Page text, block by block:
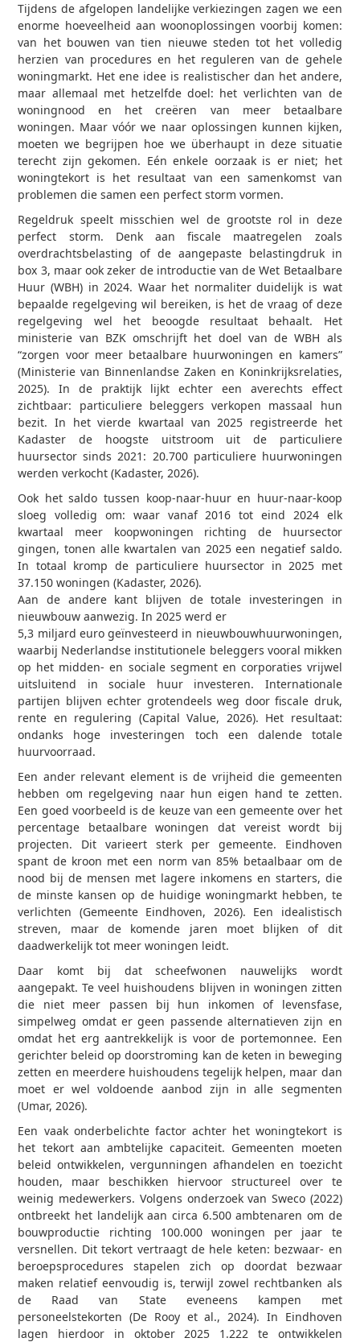
Tijdens de afgelopen landelijke verkiezingen zagen we een
enorme hoeveelheid aan woonoplossingen voorbij komen:
van het bouwen van tien nieuwe steden tot het volledig
herzien van procedures en het reguleren van de gehele
woningmarkt. Het ene idee is realistischer dan het andere,
maar allemaal met hetzelfde doel: het verlichten van de
woningnood en het creëren van meer betaalbare
woningen. Maar vóór we naar oplossingen kunnen kijken,
moeten we begrijpen hoe we überhaupt in deze situatie
terecht zijn gekomen. Eén enkele oorzaak is er niet; het
woningtekort is het resultaat van een samenkomst van
problemen die samen een perfect storm vormen.
Regeldruk speelt misschien wel de grootste rol in deze
perfect storm. Denk aan fiscale maatregelen zoals
overdrachtsbelasting of de aangepaste belastingdruk in
box 3, maar ook zeker de introductie van de Wet Betaalbare
Huur (WBH) in 2024. Waar het normaliter duidelijk is wat
bepaalde regelgeving wil bereiken, is het de vraag of deze
regelgeving wel het beoogde resultaat behaalt. Het
ministerie van BZK omschrijft het doel van de WBH als
“zorgen voor meer betaalbare huurwoningen en kamers”
(Ministerie van Binnenlandse Zaken en Koninkrijksrelaties,
2025). In de praktijk lijkt echter een averechts effect
zichtbaar: particuliere beleggers verkopen massaal hun
bezit. In het vierde kwartaal van 2025 registreerde het
Kadaster de hoogste uitstroom uit de particuliere
huursector sinds 2021: 20.700 particuliere huurwoningen
werden verkocht (Kadaster, 2026).
Ook het saldo tussen koop-naar-huur en huur-naar-koop
sloeg volledig om: waar vanaf 2016 tot eind 2024 elk
kwartaal meer koopwoningen richting de huursector
gingen, tonen alle kwartalen van 2025 een negatief saldo.
In totaal kromp de particuliere huursector in 2025 met
37.150 woningen (Kadaster, 2026).
Aan de andere kant blijven de totale investeringen in
nieuwbouw aanwezig. In 2025 werd er
5,3 miljard euro geïnvesteerd in nieuwbouwhuurwoningen,
waarbij Nederlandse institutionele beleggers vooral mikken
op het midden- en sociale segment en corporaties vrijwel
uitsluitend in sociale huur investeren. Internationale
partijen blijven echter grotendeels weg door fiscale druk,
rente en regulering (Capital Value, 2026). Het resultaat:
ondanks hoge investeringen toch een dalende totale
huurvoorraad.
Een ander relevant element is de vrijheid die gemeenten
hebben om regelgeving naar hun eigen hand te zetten.
Een goed voorbeeld is de keuze van een gemeente over het
percentage betaalbare woningen dat vereist wordt bij
projecten. Dit varieert sterk per gemeente. Eindhoven
spant de kroon met een norm van 85% betaalbaar om de
nood bij de mensen met lagere inkomens en starters, die
de minste kansen op de huidige woningmarkt hebben, te
verlichten (Gemeente Eindhoven, 2026). Een idealistisch
streven, maar de komende jaren moet blijken of dit
daadwerkelijk tot meer woningen leidt.
Daar komt bij dat scheefwonen nauwelijks wordt
aangepakt. Te veel huishoudens blijven in woningen zitten
die niet meer passen bij hun inkomen of levensfase,
simpelweg omdat er geen passende alternatieven zijn en
omdat het erg aantrekkelijk is voor de portemonnee. Een
gerichter beleid op doorstroming kan de keten in beweging
zetten en meerdere huishoudens tegelijk helpen, maar dan
moet er wel voldoende aanbod zijn in alle segmenten
(Umar, 2026).
Een vaak onderbelichte factor achter het woningtekort is
het tekort aan ambtelijke capaciteit. Gemeenten moeten
beleid ontwikkelen, vergunningen afhandelen en toezicht
houden, maar beschikken hiervoor structureel over te
weinig medewerkers. Volgens onderzoek van Sweco (2022)
ontbreekt het landelijk aan circa 6.500 ambtenaren om de
bouwproductie richting 100.000 woningen per jaar te
versnellen. Dit tekort vertraagt de hele keten: bezwaar- en
beroepsprocedures stapelen zich op doordat bezwaar
maken relatief eenvoudig is, terwijl zowel rechtbanken als
de Raad van State eveneens kampen met
personeelstekorten (De Rooy et al., 2024). In Eindhoven
lagen hierdoor in oktober 2025 1.222 te ontwikkelen